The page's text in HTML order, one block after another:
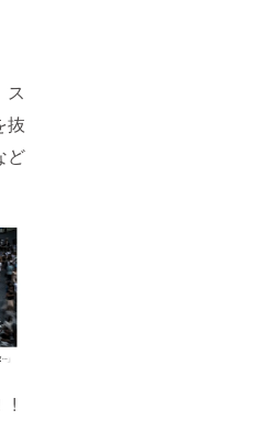
ス
抜
ど
!